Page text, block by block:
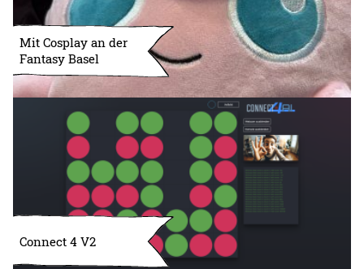
Mit Cosplay an der
Fantasy Basel
Connect 4 V2